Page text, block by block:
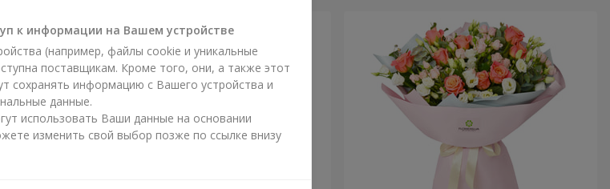
к информации на Вашем устройстве
(например, файлы cookie и уникальные
поставщикам. Кроме того, они, а также этот
сохранять информацию с Вашего устройства и
данные.
использовать Ваши данные на основании
изменить свой выбор позже по ссылке внизу